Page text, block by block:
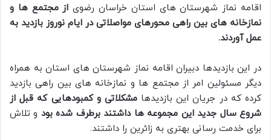
اقامه نماز شهرستان های استان خراسان رضوی از مجتمع ها و
نمازخانه های بین راهی محورهای مواصلاتی در ایام نوروز بازدید به
عمل آوردند.
در این بازدیدها دبیران اقامه نماز شهرستان های استان به همراه
دیگر مسئولین امر از مجتمع ها و نمازخانه های بین راهی بازدید
کرده که در جریان این بازدیدهامشکلاتی و کمبودهایی که قبل از
شروع سال جدید این مجموعه ها داشتند برطرف شده بود و تلاش
برای خدمت رسانی بهتری به زائرین را داشتند.